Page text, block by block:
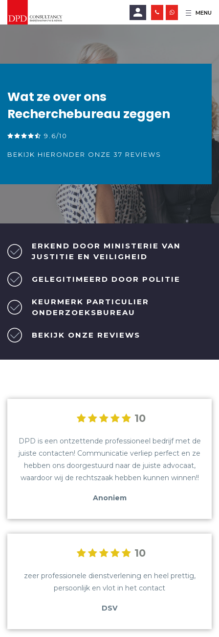
MENU
E-mailadres
Wachtwoord
LOGIN
Wat ze over ons
Recherchebureau zeggen
9.6/10
BEKIJK HIERONDER ONZE 37 REVIEWS
ERKEND DOOR MINISTERIE VAN
JUSTITIE EN VEILIGHEID
GELEGITIMEERD DOOR POLITIE
KEURMERK PARTICULIER
ONDERZOEKSBUREAU
BEKIJK ONZE REVIEWS
10
DPD is een ontzettende professioneel bedrijf met de
juiste contacten! Communicatie verliep perfect en ze
hebben ons doorgestuurd naar de juiste advocaat,
waardoor wij de rechtszaak hebben kunnen winnen!!
Anoniem
10
zeer professionele dienstverlening en heel prettig,
persoonlijk en vlot in het contact
DSV